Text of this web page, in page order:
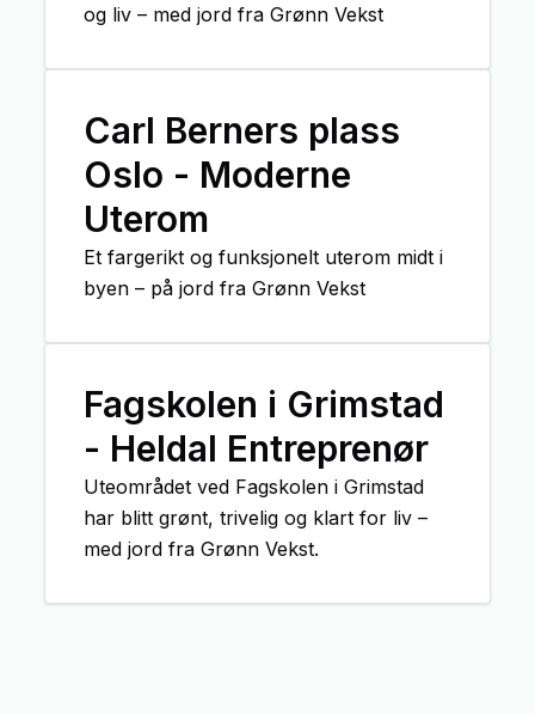
og liv – med jord fra Grønn Vekst
Carl Berners plass
Oslo - Moderne
Uterom
Et fargerikt og funksjonelt uterom midt i
byen – på jord fra Grønn Vekst
Fagskolen i Grimstad
- Heldal Entreprenør
Uteområdet ved Fagskolen i Grimstad
har blitt grønt, trivelig og klart for liv –
med jord fra Grønn Vekst.